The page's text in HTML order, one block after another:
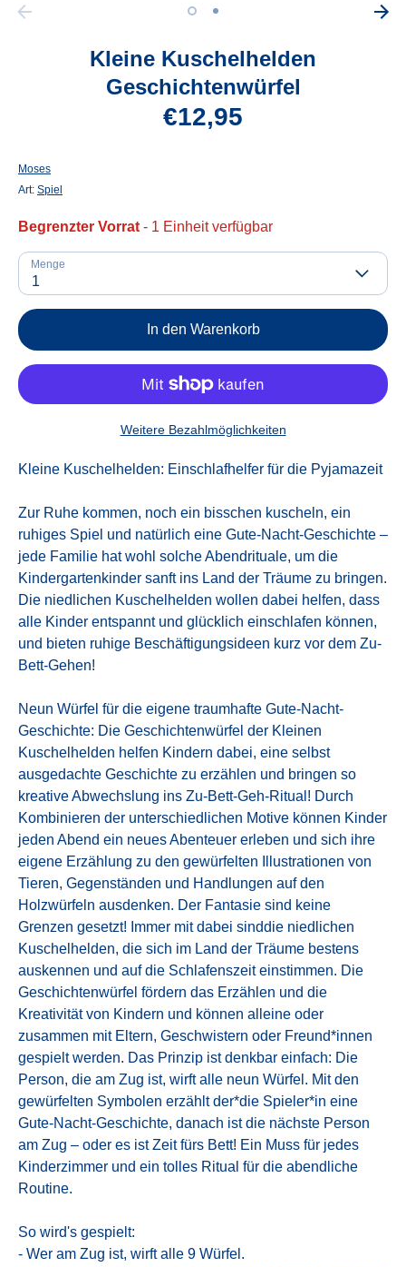
Kleine Kuschelhelden
Geschichtenwürfel
€12,95
Moses
Art: Spiel
Begrenzter Vorrat - 1 Einheit verfügbar
Menge
1
In den Warenkorb
Weitere Bezahlmöglichkeiten
Kleine Kuschelhelden: Einschlafhelfer für die Pyjamazeit
Zur Ruhe kommen, noch ein bisschen kuscheln, ein
ruhiges Spiel und natürlich eine Gute-Nacht-Geschichte –
jede Familie hat wohl solche Abendrituale, um die
Kindergartenkinder sanft ins Land der Träume zu bringen.
Die niedlichen Kuschelhelden wollen dabei helfen, dass
alle Kinder entspannt und glücklich einschlafen können,
und bieten ruhige Beschäftigungsideen kurz vor dem Zu-
Bett-Gehen!
Neun Würfel für die eigene traumhafte Gute-Nacht-
Geschichte: Die Geschichtenwürfel der Kleinen
Kuschelhelden helfen Kindern dabei, eine selbst
ausgedachte Geschichte zu erzählen und bringen so
kreative Abwechslung ins Zu-Bett-Geh-Ritual! Durch
Kombinieren der unterschiedlichen Motive können Kinder
jeden Abend ein neues Abenteuer erleben und sich ihre
eigene Erzählung zu den gewürfelten Illustrationen von
Tieren, Gegenständen und Handlungen auf den
Holzwürfeln ausdenken. Der Fantasie sind keine
Grenzen gesetzt! Immer mit dabei sinddie niedlichen
Kuschelhelden, die sich im Land der Träume bestens
auskennen und auf die Schlafenszeit einstimmen. Die
Geschichtenwürfel fördern das Erzählen und die
Kreativität von Kindern und können alleine oder
zusammen mit Eltern, Geschwistern oder Freund*innen
gespielt werden. Das Prinzip ist denkbar einfach: Die
Person, die am Zug ist, wirft alle neun Würfel. Mit den
gewürfelten Symbolen erzählt der*die Spieler*in eine
Gute-Nacht-Geschichte, danach ist die nächste Person
am Zug – oder es ist Zeit fürs Bett! Ein Muss für jedes
Kinderzimmer und ein tolles Ritual für die abendliche
Routine.
So wird's gespielt:
- Wer am Zug ist, wirft alle 9 Würfel.